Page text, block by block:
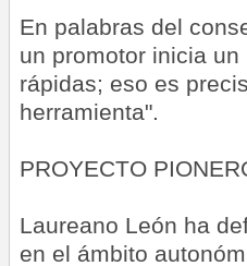
En palabras del
un promotor inicia
rápidas; eso es
herramienta".
PROYECTO
Laureano León ha
en el ámbito